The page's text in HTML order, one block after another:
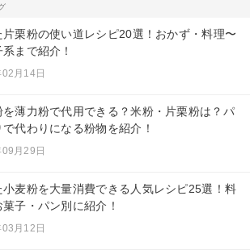
片栗粉の使い道レシピ20選！おかず・料理〜
まで紹介！
月14日
を薄力粉で代用できる？米粉・片栗粉は？パ
で代わりになる粉物を紹介！
月29日
小麦粉を大量消費できる人気レシピ25選！料
子・パン別に紹介！
月12日